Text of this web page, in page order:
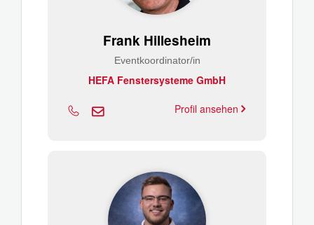
Frank Hillesheim
Eventkoordinator/in
HEFA Fenstersysteme GmbH
Profil ansehen